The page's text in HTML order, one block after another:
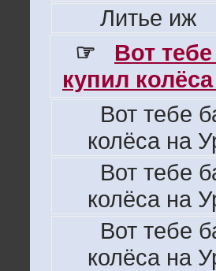
Литье иж
☞
Вот
купил
Вот тебе
колёса на
Вот тебе
колёса на
Вот тебе
колёса на